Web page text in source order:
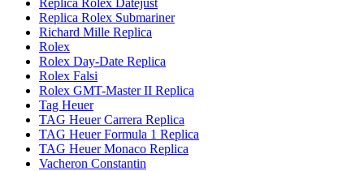
Replica Rolex Submariner
Richard Mille Replica
Rolex
Rolex Day-Date Replica
Rolex Falsi
Rolex GMT-Master II Replica
Tag Heuer
TAG Heuer Carrera Replica
TAG Heuer Formula 1 Replica
TAG Heuer Monaco Replica
Vacheron Constantin